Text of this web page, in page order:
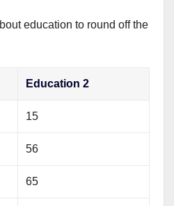
education to round off the
Education 2
15
56
65